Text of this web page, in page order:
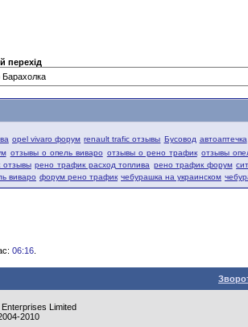
перехід
opel vivaro форум renault trafic отзывы Бусовод автоаптечка
отзывы о опель виваро отзывы о рено трафик отзывы
отзывы рено трафик расход топлива рено трафик форум
виваро форум рено трафик чебурашка на украинском
06:16.
Limited
2010